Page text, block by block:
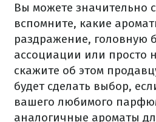
Вы можете значительно
вспомните, какие
раздражение, головную
ассоциации или просто
скажите об этом
будет сделать выбор,
вашего любимого
аналогичные ароматы